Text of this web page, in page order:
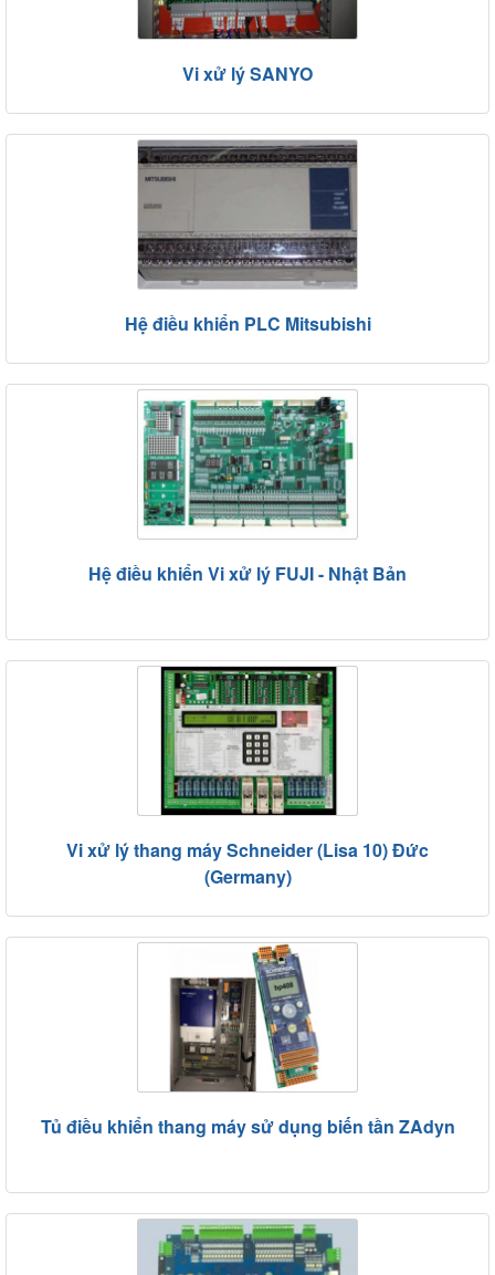
Vi xử lý SANYO
Hệ điều khiển PLC Mitsubishi
Hệ điều khiển Vi xử lý FUJI - Nhật Bản
Vi xử lý thang máy Schneider (Lisa 10) Đức
(Germany)
Tủ điều khiển thang máy sử dụng biến tần ZAdyn